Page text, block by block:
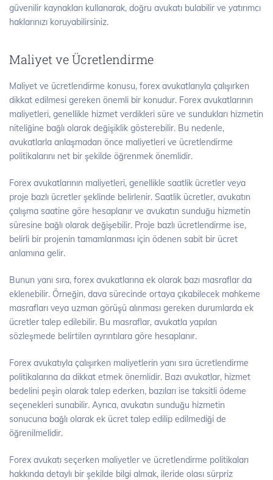
güvenilir kaynakları kullanarak, doğru avukatı bulabilir ve yatırımcı
haklarınızı koruyabilirsiniz.
Maliyet ve Ücretlendirme
Maliyet ve ücretlendirme konusu, forex avukatlarıyla çalışırken
dikkat edilmesi gereken önemli bir konudur. Forex avukatlarının
maliyetleri, genellikle hizmet verdikleri süre ve sundukları hizmetin
niteliğine bağlı olarak değişiklik gösterebilir. Bu nedenle,
avukatlarla anlaşmadan önce maliyetleri ve ücretlendirme
politikalarını net bir şekilde öğrenmek önemlidir.
Forex avukatlarının maliyetleri, genellikle saatlik ücretler veya
proje bazlı ücretler şeklinde belirlenir. Saatlik ücretler, avukatın
çalışma saatine göre hesaplanır ve avukatın sunduğu hizmetin
süresine bağlı olarak değişebilir. Proje bazlı ücretlendirme ise,
belirli bir projenin tamamlanması için ödenen sabit bir ücret
anlamına gelir.
Bunun yanı sıra, forex avukatlarına ek olarak bazı masraflar da
eklenebilir. Örneğin, dava sürecinde ortaya çıkabilecek mahkeme
masrafları veya uzman görüşü alınması gereken durumlarda ek
ücretler talep edilebilir. Bu masraflar, avukatla yapılan
sözleşmede belirtilen ayrıntılara göre hesaplanır.
Forex avukatıyla çalışırken maliyetlerin yanı sıra ücretlendirme
politikalarına da dikkat etmek önemlidir. Bazı avukatlar, hizmet
bedelini peşin olarak talep ederken, bazıları ise taksitli ödeme
seçenekleri sunabilir. Ayrıca, avukatın sunduğu hizmetin
sonucuna bağlı olarak ek ücret talep edilip edilmediği de
öğrenilmelidir.
Forex avukatı seçerken maliyetler ve ücretlendirme politikaları
hakkında detaylı bir şekilde bilgi almak, ileride olası sürpriz